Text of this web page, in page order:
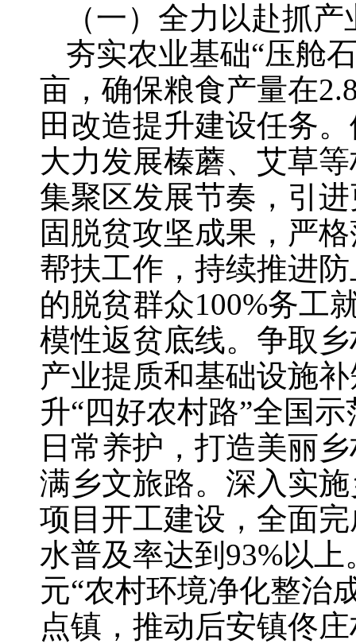
（一）全力以赴抓
夯实农业基础“压舱
亩，确保粮食产量在
田改造提升建设任务
大力发展榛蘑、艾草
集聚区发展节奏，引
固脱贫攻坚成果，严
帮扶工作，持续推进
的脱贫群众100%务工
模性返贫底线。争取
产业提质和基础设施
升“四好农村路”全国
日常养护，打造美丽
满乡文旅路。深入实
项目开工建设，全面
水普及率达到93%以
元“农村环境净化整治
点镇，推动后安镇佟